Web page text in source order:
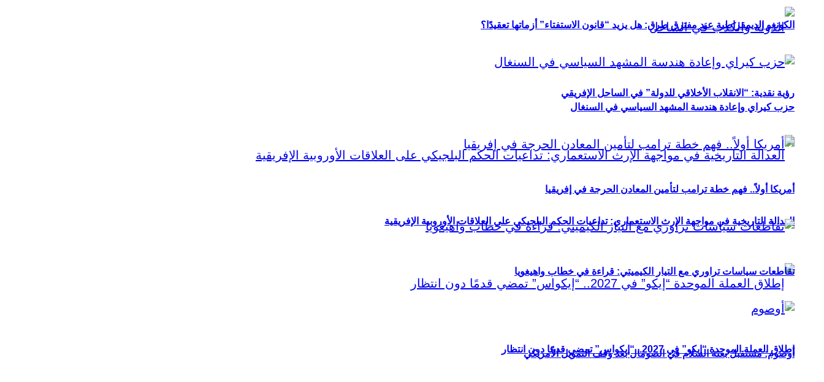
رؤية نقدية: “الانقلاب الأخلاقي للدولة” في الساحل الإفريقي
العدالة التاريخية في مواجهة الإرث الاستعماري: تداعيات الحكم البلجيكي على العلاقات الأوروبية الإفريقية
إطلاق العملة الموحدة “إيكو” في 2027.. “إيكواس” تمضي قدمًا دون انتظار
الكونغو الديمقراطية عند مفترق طرق: هل يزيد “قانون الاستفتاء” أزماتها تعقيدًا؟
حزب كيراي وإعادة هندسة المشهد السياسي في السنغال
أمريكا أولاً.. فهم خطة ترامب لتأمين المعادن الحرجة في إفريقيا
تقاطعات سياسات تراوري مع التيار الكيميتي: قراءة في خطاب واهيغويا
أوصوم: مستقبل بعثة السلام في الصومال بعد وقف التمويل الأمريكي